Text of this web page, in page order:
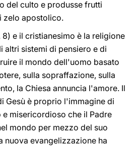
del culto e produsse frutti
zelo apostolico.
8) e il cristianesimo è la religione
altri sistemi di pensiero e di
il mondo dell'uomo basato
sulla sopraffazione, sulla
la Chiesa annuncia l'amore. Il
Gesù è proprio l'immagine di
misericordioso che il Padre
mondo per mezzo del suo
nuova evangelizzazione ha